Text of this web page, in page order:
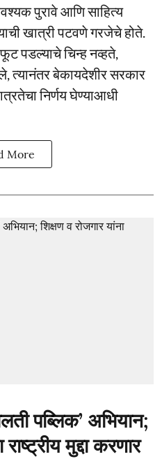
पुरावे आणि साहित्य
खात्री पटवणे गरजेचे होते.
पडल्याचे चिन्ह नव्हते,
त्यानंतर बेकायदेशीर सरकार
निर्णय घेण्याआधी
More
पब्लिक’ अभियान;
मुद्दा करणार